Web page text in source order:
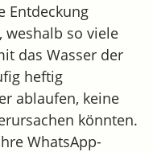
Entdeckung
weshalb so viele
das Wasser der
heftig
ablaufen, keine
könnten.
WhatsApp-